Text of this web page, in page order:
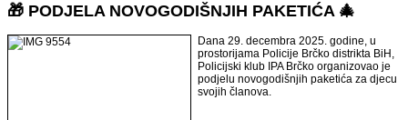
🎁 PODJELA NOVOGODIŠNJIH PAKETIĆA 🎄
Dana 29. decembra 2025. godine, u
prostorijama Policije Brčko distrikta BiH,
Policijski klub IPA Brčko organizovao je
podjelu novogodišnjih paketića za djecu
svojih članova.